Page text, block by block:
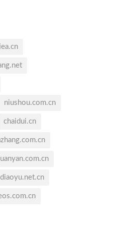
niushou.com.cn
chaidui.cn
diaoyu.net.cn